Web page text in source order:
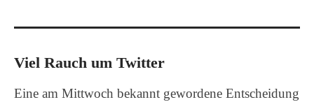
Viel Rauch um Twitter
Eine am Mittwoch bekannt gewordene Entscheidung